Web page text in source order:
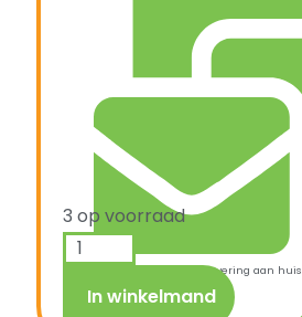
Snelle verzending & levering aan huis
3 op voorraad
In winkelmand